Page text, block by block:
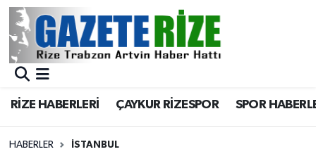
RİZE HABERLERİ ÇAYKUR RİZESPOR SPOR
HABERLER İSTANBUL
BÖLGEMİZ
Asayiş
Merkez Nöbetçi Eczaneler
Merkez Trafik Yoğunluk Haritası